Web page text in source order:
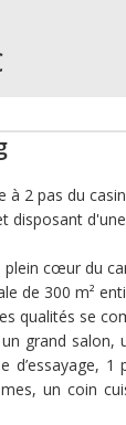
à 2 pas du
disposant
plein cœur du
de 300 m²
qualités se
grand salon,
d’essayage,
un coin
et une